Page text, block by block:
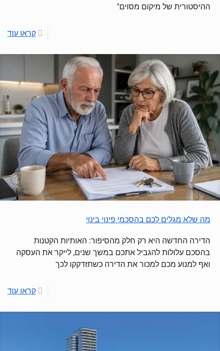
ההיסטורית של מיקום מסוים"
קראו עוד
מה שלא מגלים לכם בהסכמי פינוי בינוי
הדירה החדשה היא רק חלק מהסיפור: האותיות הקטנות
בהסכם עלולות להגביל אתכם במשך שנים, לייקר את העסקה
ואף למנוע מכם למכור את הדירה כשתזדקקו לכך
קראו עוד